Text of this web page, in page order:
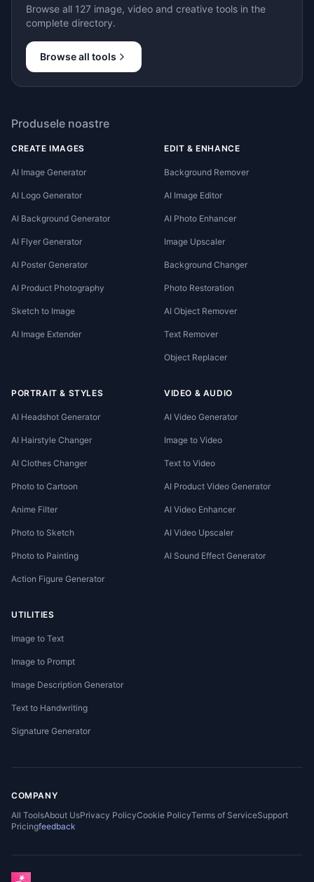
Browse all 127 image, video and creative tools in the
complete directory.
Browse all tools
Produsele noastre
CREATE IMAGES
AI Image Generator
AI Logo Generator
AI Background Generator
AI Flyer Generator
AI Poster Generator
AI Product Photography
Sketch to Image
AI Image Extender
EDIT & ENHANCE
Background Remover
AI Image Editor
AI Photo Enhancer
Image Upscaler
Background Changer
Photo Restoration
AI Object Remover
Text Remover
Object Replacer
PORTRAIT & STYLES
AI Headshot Generator
AI Hairstyle Changer
AI Clothes Changer
Photo to Cartoon
Anime Filter
Photo to Sketch
Photo to Painting
Action Figure Generator
VIDEO & AUDIO
AI Video Generator
Image to Video
Text to Video
AI Product Video Generator
AI Video Enhancer
AI Video Upscaler
AI Sound Effect Generator
UTILITIES
Image to Text
Image to Prompt
Image Description Generator
Text to Handwriting
Signature Generator
COMPANY
All ToolsAbout UsPrivacy PolicyCookie PolicyTerms of ServiceSupport
Pricingfeedback